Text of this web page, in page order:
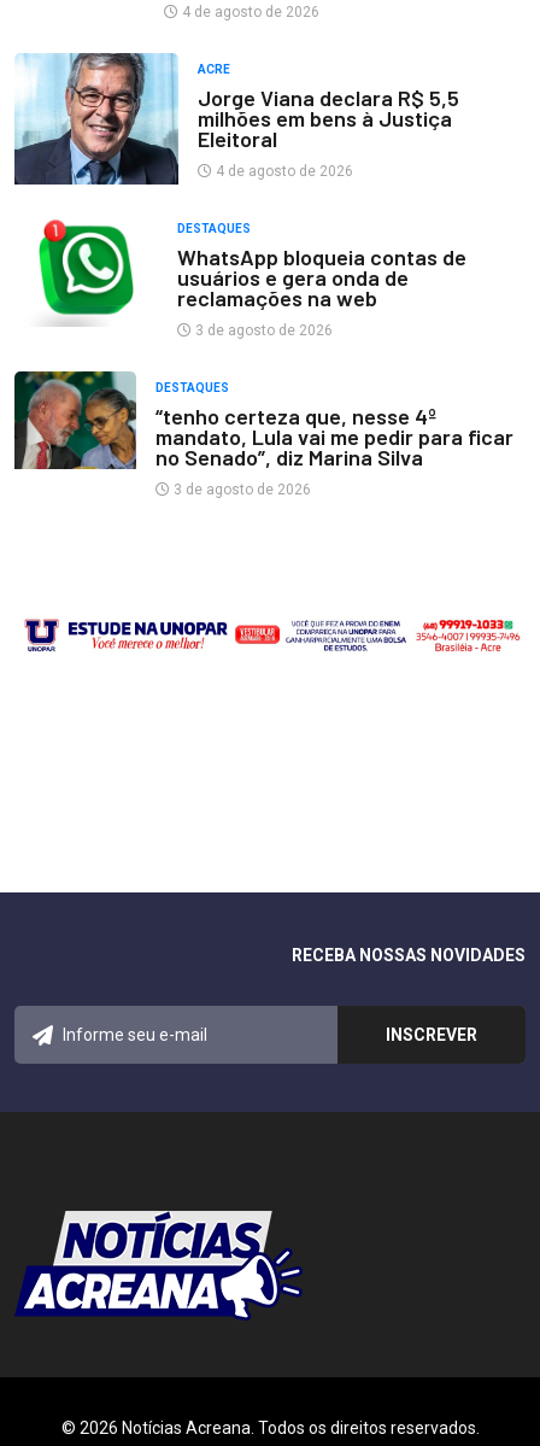
4 de agosto de 2026
ACRE
Jorge Viana declara R$ 5,5
milhões em bens à Justiça
Eleitoral
4 de agosto de 2026
DESTAQUES
WhatsApp bloqueia contas de
usuários e gera onda de
reclamações na web
3 de agosto de 2026
DESTAQUES
“tenho certeza que, nesse 4º
mandato, Lula vai me pedir para ficar
no Senado”, diz Marina Silva
3 de agosto de 2026
RECEBA NOSSAS NOVIDADES
© 2026 Notícias Acreana. Todos os direitos reservados.